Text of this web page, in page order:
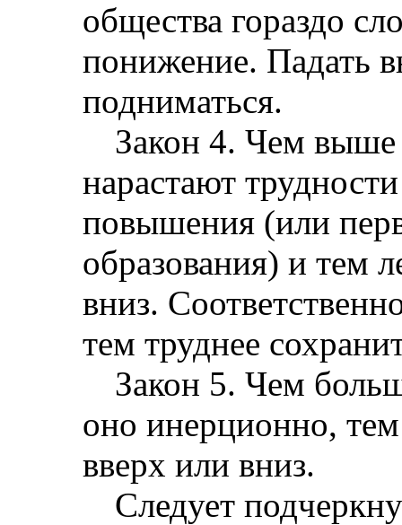
общества гораздо
понижение. Падать
подниматься.
Закон 4. Чем выше
нарастают
повышения (или
образования) и тем
вниз.
тем труднее
Закон 5. Чем
оно инерционно, тем
вверх или вниз.
Следует